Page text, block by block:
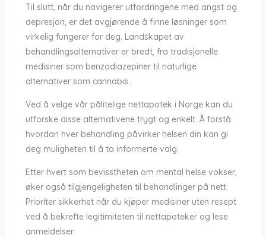
Til slutt, når du navigerer utfordringene med angst og
depresjon, er det avgjørende å finne løsninger som
virkelig fungerer for deg. Landskapet av
behandlingsalternativer er bredt, fra tradisjonelle
medisiner som benzodiazepiner til naturlige
alternativer som cannabis.
Ved å velge vår pålitelige nettapotek i Norge kan du
utforske disse alternativene trygt og enkelt. Å forstå
hvordan hver behandling påvirker helsen din kan gi
deg muligheten til å ta informerte valg.
Etter hvert som bevisstheten om mental helse vokser,
øker også tilgjengeligheten til behandlinger på nett.
Prioriter sikkerhet når du kjøper medisiner uten resept
ved å bekrefte legitimiteten til nettapoteker og lese
anmeldelser.